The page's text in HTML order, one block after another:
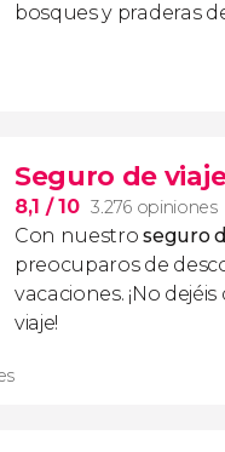
bosques y praderas
Seguro de
8,1 / 10 3.276 opiniones
Con nuestroseguro
preocuparos de
vacaciones. ¡No
viaje!